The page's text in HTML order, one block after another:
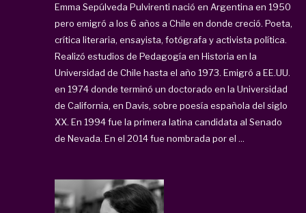
Emma Sepúlveda Pulvirenti nació en Argentina en 1950
pero emigró a los 6 años a Chile en donde creció. Poeta,
crítica literaria, ensayista, fotógrafa y activista política.
Realizó estudios de Pedagogía en Historia en la
Universidad de Chile hasta el año 1973. Emigró a EE.UU.
en 1974 donde terminó un doctorado en la Universidad
de California, en Davis, sobre poesía española del siglo
XX. En 1994 fue la primera latina candidata al Senado
de Nevada. En el 2014 fue nombrada por el ...